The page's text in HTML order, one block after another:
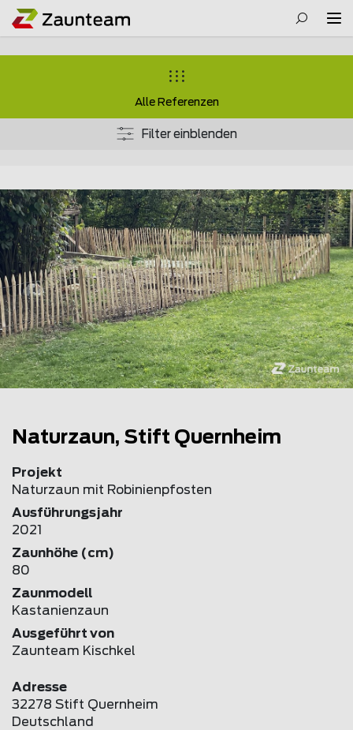
Alle Referenzen
Filter einblenden
Naturzaun, Stift Quernheim
Projekt
Naturzaun mit Robinienpfosten
Ausführungsjahr
2021
Zaunhöhe (cm)
80
Zaunmodell
Kastanienzaun
Ausgeführt von
Zaunteam Kischkel
Adresse
32278 Stift Quernheim
Deutschland